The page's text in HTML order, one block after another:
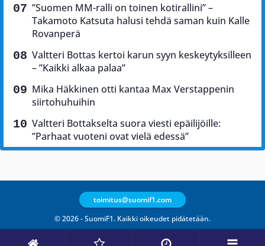
”Suomen MM-ralli on toinen kotirallini” –
Takamoto Katsuta halusi tehdä saman kuin Kalle
Rovanperä
Valtteri Bottas kertoi karun syyn keskeytyksilleen
– ”Kaikki alkaa palaa”
Mika Häkkinen otti kantaa Max Verstappenin
siirtohuhuihin
Valtteri Bottakselta suora viesti epäilijöille:
”Parhaat vuoteni ovat vielä edessä”
© 2026 - SuomiF1. Kaikki oikeudet pidätetään.
toimitus@suomif1.com